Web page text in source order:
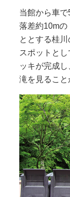
当館から車で
落差約10mの
ととする桂
スポットと
ッキが完成
滝を見ること